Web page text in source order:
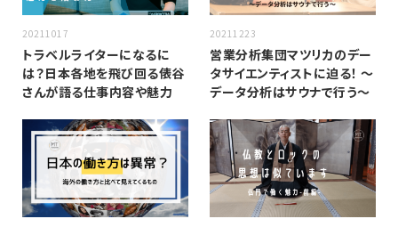
20211017
トラベルライターになるに
は？日本各地を飛び回る俵谷
さんが語る仕事内容や魅力
20211223
営業分析集団マツリカのデー
タサイエンティストに迫る！ 〜
データ分析はサウナで行う〜